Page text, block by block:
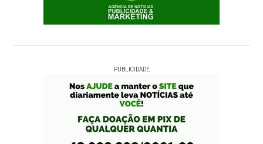
PUBLICIDADE